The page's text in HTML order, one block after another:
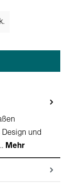
und
Mehr